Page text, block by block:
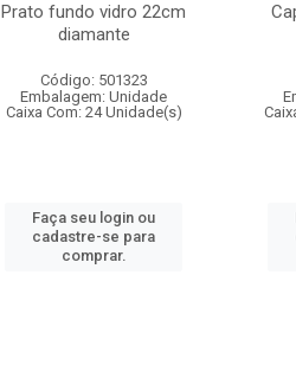
Prato fundo vidro 22cm
diamante
Código: 501323
Embalagem: Unidade
Caixa Com: 24 Unidade(s)
Faça seu login ou
cadastre-se para
comprar.